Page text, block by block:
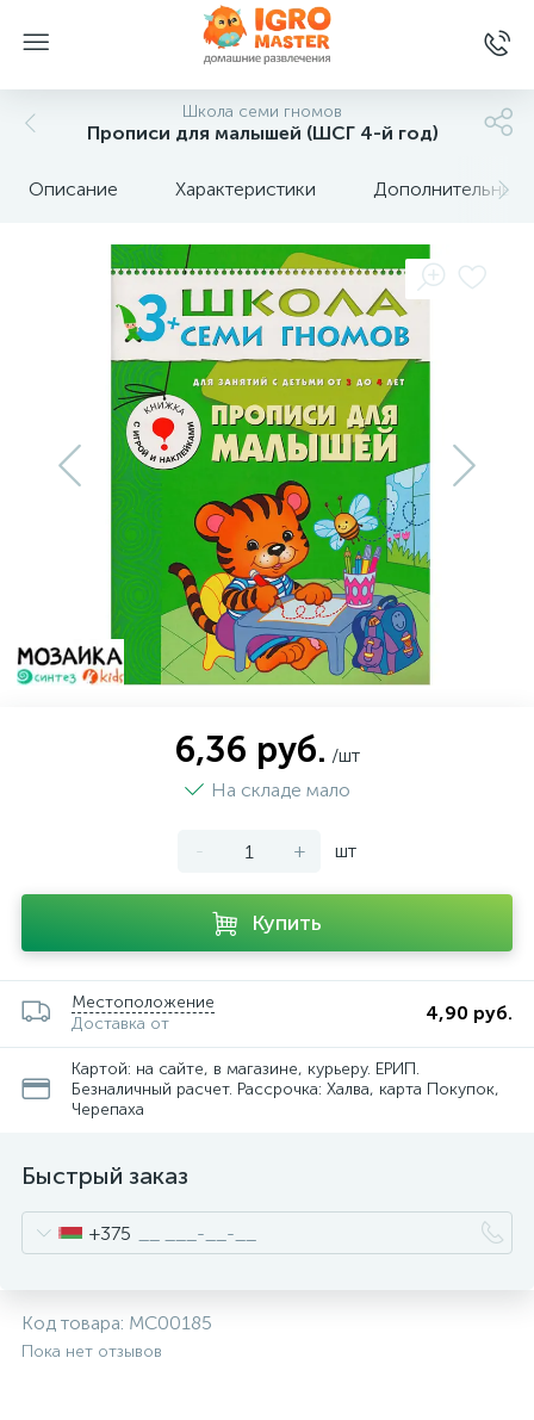
Школа семи гномов
Прописи для малышей (ШСГ 4-й год)
Описание Характеристики Дополнительные
6,36 руб. /шт
На складе мало
- + шт
Купить
Местоположение
Доставка от
4,90 руб.
Картой: на сайте, в магазине, курьеру. ЕРИП.
Безналичный расчет. Рассрочка: Халва, карта Покупок,
Черепаха
Быстрый заказ
+375
Код товара: МС00185
Пока нет отзывов